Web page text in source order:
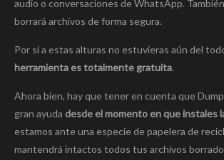
audio o conversaciones de WhatsApp.
borrará archivos de forma segura.
Por si a estas alturas no estuvieras aún del
herramienta es totalmente gratuita.
Ahora bien, hay que tener en cuenta que
gran ayuda desde el momento en que instales
estamos ante una especie de papelera de
mantendrá intactos todos tus archivos